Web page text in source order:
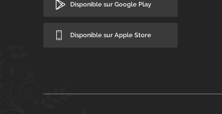
Disponible sur Google Play
Disponible sur Apple Store